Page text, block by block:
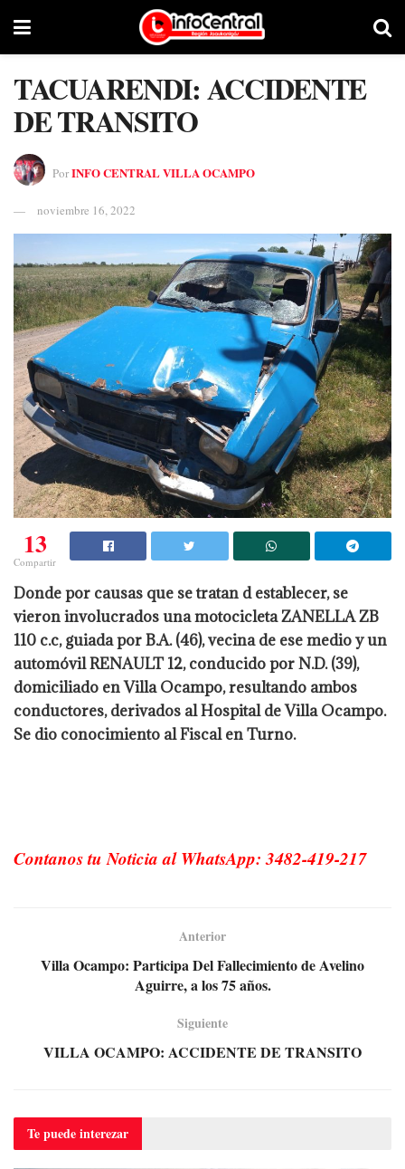
TACUARENDI: ACCIDENTE
DE TRANSITO
PorINFO CENTRAL VILLA OCAMPO
noviembre 16, 2022
13
Compartir
Donde por causas que se tratan d establecer, se
vieron involucrados una motocicleta ZANELLA ZB
110 c.c, guiada por B.A. (46), vecina de ese medio y un
automóvil RENAULT 12, conducido por N.D. (39),
domiciliado en Villa Ocampo, resultando ambos
conductores, derivados al Hospital de Villa Ocampo.
Se dio conocimiento al Fiscal en Turno.
Contanos tu Noticia al WhatsApp: 3482-419-217
Anterior
Villa Ocampo: Participa Del Fallecimiento de Avelino
Aguirre, a los 75 años.
Siguiente
VILLA OCAMPO: ACCIDENTE DE TRANSITO
Te puedeinterezar